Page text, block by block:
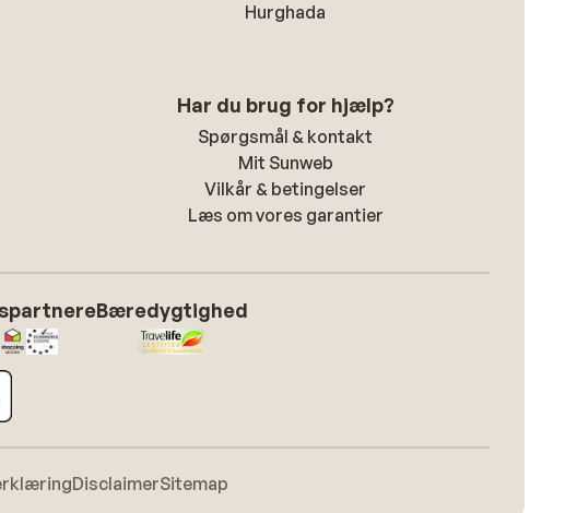
Hurghada
Har du brug for hjælp?
Spørgsmål & kontakt
Mit Sunweb
Vilkår & betingelser
Læs om vores garantier
Bæredygtighed
DisclaimerSitemap